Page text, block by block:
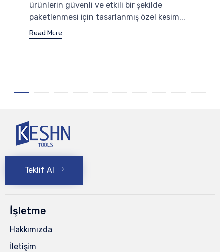
ürünlerin güvenli ve etkili bir şekilde
paketlenmesi için tasarlanmış özel kesim...
Read More
Teklif Al
İşletme
Hakkımızda
İletişim